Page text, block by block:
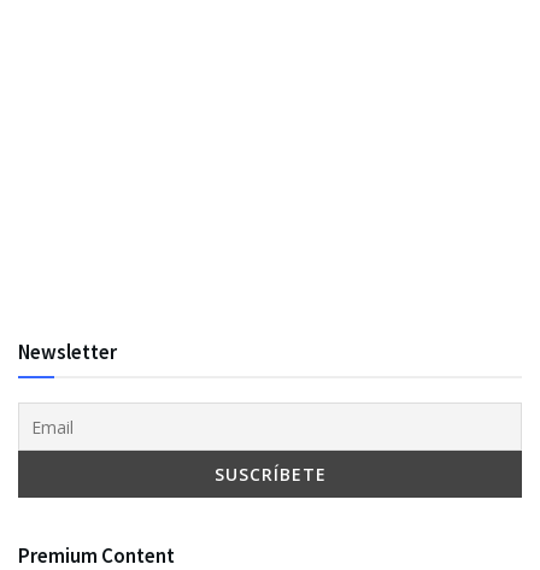
Newsletter
Premium Content